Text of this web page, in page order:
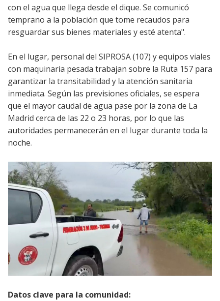
con el agua que llega desde el dique. Se comunicó
temprano a la población que tome recaudos para
resguardar sus bienes materiales y esté atenta".
En el lugar, personal del SIPROSA (107) y equipos viales
con maquinaria pesada trabajan sobre la Ruta 157 para
garantizar la transitabilidad y la atención sanitaria
inmediata. Según las previsiones oficiales, se espera
que el mayor caudal de agua pase por la zona de La
Madrid cerca de las 22 o 23 horas, por lo que las
autoridades permanecerán en el lugar durante toda la
noche.
Datos clave para la comunidad: